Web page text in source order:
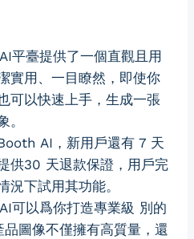
平臺提供了一個直觀且用
實用、一目瞭然，即使你
可以快速上手，生成一張
。
AI，新用戶還有 7 天
供30 天退款保證，用戶完
況下試用其功能。
可以爲你打造專業級 別的
圖像不僅擁有高質量，還